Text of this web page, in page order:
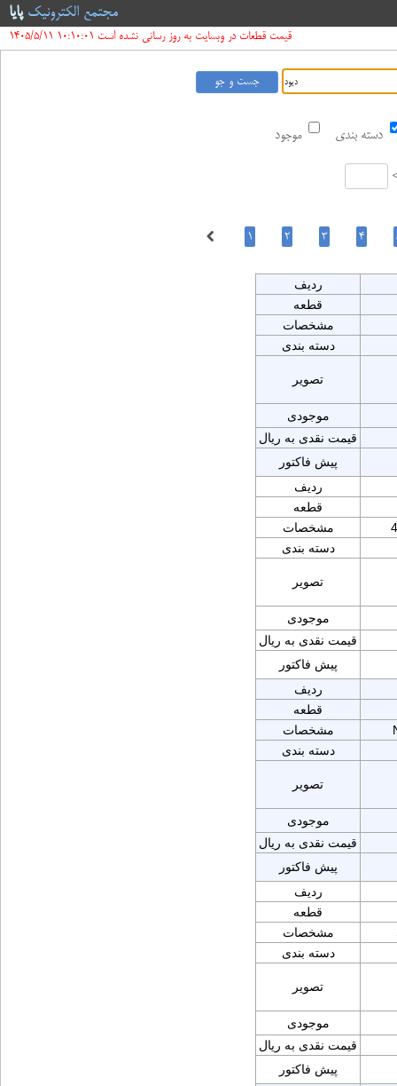
مجتمع الکترونیکپایا
قیمت قطعات در وبسایت به روز رسانی نشده است 10:10:01 1405/5/11
موجود دسته بندی
ردیف
قطعه
مشخصات
دسته بندی
تصویر
موجودی
قیمت نقدی به ریال
پیش فاکتور
ردیف
قطعه
مشخصات
دسته بندی
تصویر
موجودی
قیمت نقدی به ریال
پیش فاکتور
ردیف
قطعه
مشخصات
دسته بندی
تصویر
موجودی
قیمت نقدی به ریال
پیش فاکتور
ردیف
قطعه
مشخصات
دسته بندی
تصویر
موجودی
قیمت نقدی به ریال
پیش فاکتور